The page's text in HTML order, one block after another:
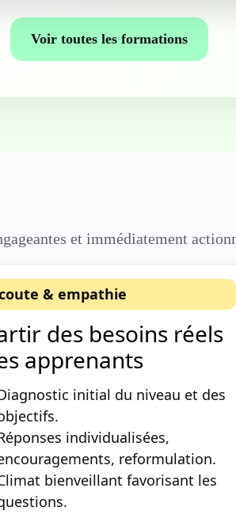
Voir toutes les formations
et immédiatement
& empathie
des besoins réels
apprenants
initial du niveau et des
individualisées,
reformulation.
bienveillant favorisant les